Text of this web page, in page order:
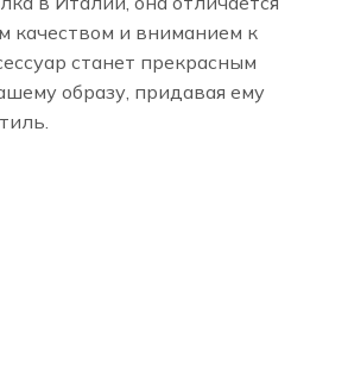
качеством и вниманием к
станет прекрасным
образу, придавая ему